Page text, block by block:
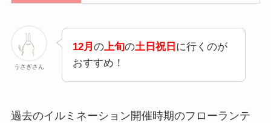
うさぎさん
12月 の上旬の土日祝日 に行くのが
おすすめ！
過去のイルミネーション開催時期のフローランテ